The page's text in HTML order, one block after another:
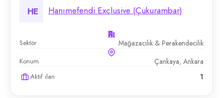
HE Hanımefendi Exclusive (Çukurambar)
Sektör Mağazacılık & Perakendecilik
Konum Çankaya, Ankara
Aktif ilan 1